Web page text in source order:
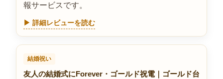
報サービスです。
▶ 詳細レビューを読む
結婚祝い
友人の結婚式にForever・ゴールド祝電｜ゴールド台